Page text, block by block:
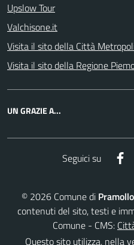
Upslow Tour
Valchisone.it
Visita il sito della Città
Visita il sito della Regione
UN GRAZIE A...
Seguici su
© 2026Comune di Pramollo
contenuti del sito, testi e
Comune - CMS:
Questo sito utilizza, nella